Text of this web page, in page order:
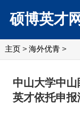
硕博英才网
主页 > 海外优青 >
中山大学中
英才依托申报